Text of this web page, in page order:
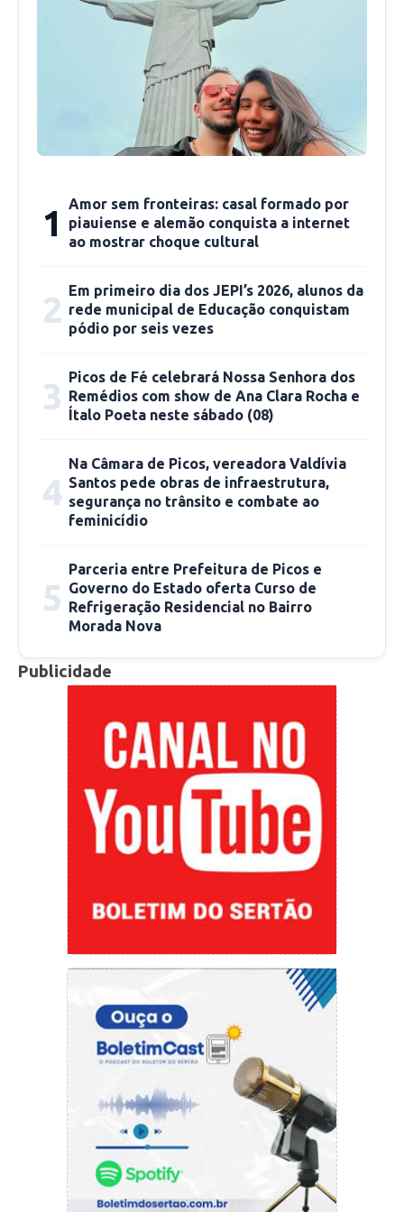
A Portaria Nº 882 proíbe ainda qualquer
manifestação coletiva, tanto sobre atos de
superiores, quanto de caráter reivindicatório e
reforça que as associações, clubes, círculos e
outros que congregam os membros da Polícia
entre os policiais militares.
Militar do estado de São Paulo, Aleksander
Lacerda, foi afastado após utilizar suas redes
sociais para chamar manifestantes para o dia 07
de setembro e usar seu perfil para atacar
políticos.
redacao@cidadeverde.com
1
Amor sem fronteiras: casal formado por
piauiense e alemão conquista a internet
ao mostrar choque cultural
2
Em primeiro dia dos JEPI’s 2026, alunos da
rede municipal de Educação conquistam
pódio por seis vezes
3 Picos de Fé celebrará Nossa Senhora dos
Remédios com show de Ana Clara Rocha e
Ítalo Poeta neste sábado (08)
4
Na Câmara de Picos, vereadora Valdívia
Santos pede obras de infraestrutura,
segurança no trânsito e combate ao
feminicídio
5
Parceria entre Prefeitura de Picos e
Governo do Estado oferta Curso de
Refrigeração Residencial no Bairro
Morada Nova
Publicidade